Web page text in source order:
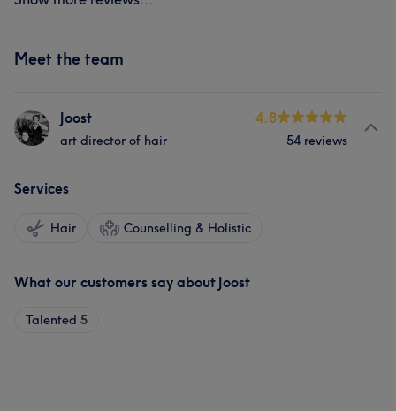
Meet the team
Joost
art director of hair
4.8
54 reviews
Services
Hair Counselling & Holistic
What our customers say about Joost
Talented 5